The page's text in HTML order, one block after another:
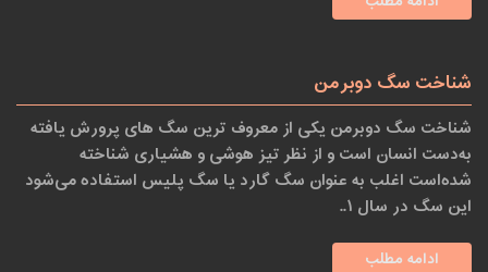
شناخت سگ دوبرمن
شناخت سگ دوبرمن یکی از معروف ‌ترین سگ های پرورش یافته
به‌دست انسان است و از نظر تیز هوشی و هشیاری شناخته
شده‌است اغلب به عنوان سگ گارد یا سگ پلیس استفاده می‌شود
این سگ در سال ۱..
ادامه مطلب